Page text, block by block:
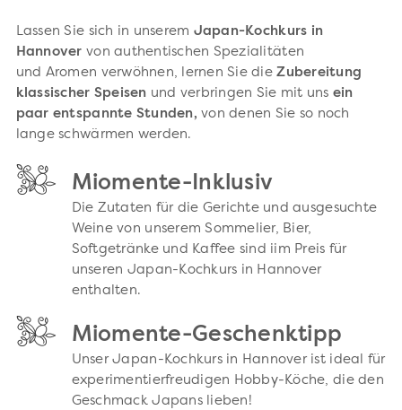
Lassen Sie sich in unserem Japan-Kochkurs in
Hannover von authentischen Spezialitäten
und Aromen verwöhnen, lernen Sie dieZubereitung
klassischer Speisen und verbringen Sie mit uns ein
paar entspannte Stunden, von denen Sie so noch
lange schwärmen werden.
Miomente-Inklusiv
Die Zutaten für die Gerichte und ausgesuchte
Weine von unserem Sommelier, Bier,
Softgetränke und Kaffee sind iim Preis für
unseren Japan-Kochkurs in Hannover
enthalten.
Miomente-Geschenktipp
Unser Japan-Kochkurs in Hannover ist ideal für
experimentierfreudigen Hobby-Köche, die den
Geschmack Japans lieben!